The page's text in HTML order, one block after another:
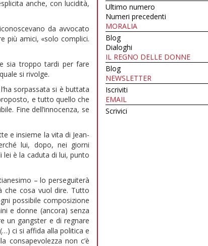
anche, con lucidità,
da avvocato
più amici, «solo complici.
sia troppo tardi per fare
si rivolge.
sorpassata si è buttata
e tutto quello che
Fine dell’innocenza, se
e insieme la vita di Jean-
lui, dopo, nei giorni
lei è la caduta di lui, punto
– lo perseguiterà
che cosa vuol dire. Tutto
possibile composizione
e donne (ancora) senza
un gangster e di regnare
ci si affida alla politica e
consapevolezza non c’è
Ultimo numero
Numeri precedenti
MORALIA
Blog
Dialoghi
IL REGNO DELLE DONNE
Blog
NEWSLETTER
Iscriviti
EMAIL
Scrivici